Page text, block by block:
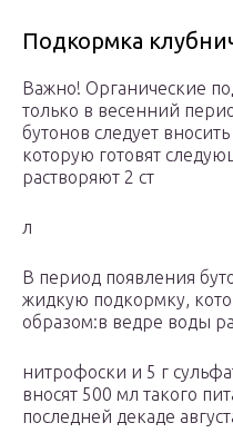
Подкормка
Важно! Органические
только в весенний
бутонов следует
которую готовят
растворяют 2 ст
л
В период появления
жидкую подкормку,
образом:в ведре воды
нитрофоски и 5 г
вносят 500 мл такого
последней декаде